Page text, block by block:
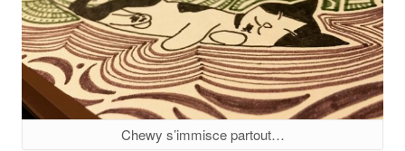
Chewy s’immisce partout…